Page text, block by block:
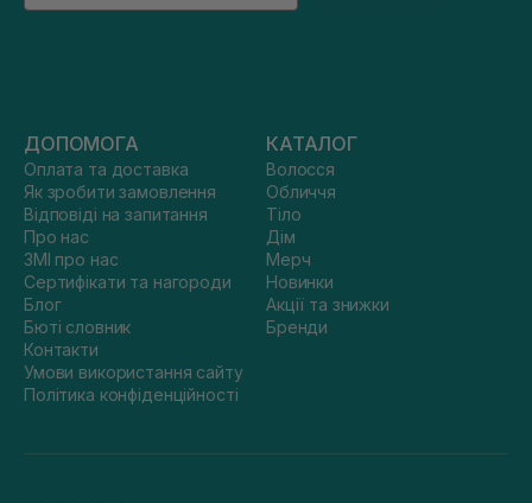
ДОПОМОГА
Оплата та доставка
Як зробити замовлення
Відповіді на запитання
Про нас
ЗМІ про нас
Сертифікати та нагороди
Блог
Бюті словник
Контакти
Умови використання сайту
Політика конфіденційності
КАТАЛОГ
Волосся
Обличчя
Тіло
Дім
Мерч
Новинки
Акції та знижки
Бренди